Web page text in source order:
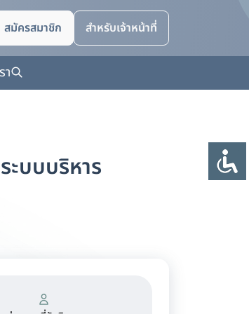
สมัครสมาชิก สำหรับเจ้าหน้าที่
า
บบบริหาร